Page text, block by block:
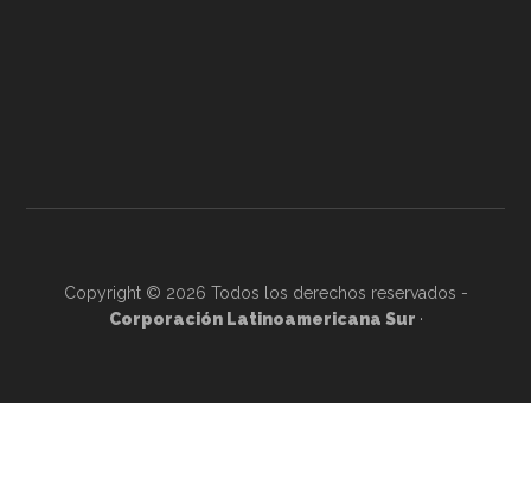
Copyright © 2026 Todos los derechos reservados -
Corporación Latinoamericana Sur ·